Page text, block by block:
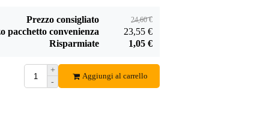
Prezzo consigliato 24,60 €
pacchetto convenienza
23,55 €
Risparmiate
1,05 €
+
-
Aggiungi al carrello